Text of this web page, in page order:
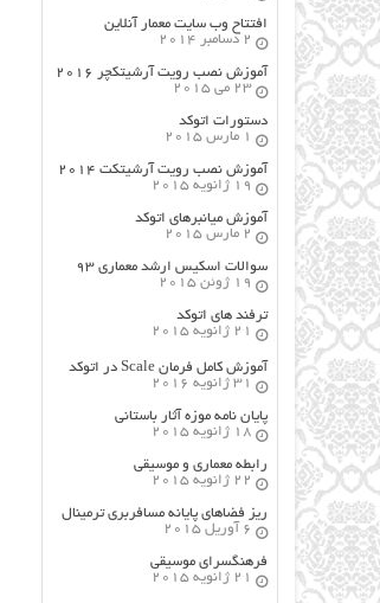
افتتاح وب سایت معمار آنلاین
2 دسامبر 2014
آموزش نصب رویت آرشیتکچر ۲۰۱۶
23 می 2015
دستورات اتوکد
1 مارس 2015
آموزش نصب رویت آرشیتکت ۲۰۱۴
19 ژانویه 2015
آموزش میانبرهای اتوکد
2 مارس 2015
سوالات اسکیس ارشد معماری ۹۳
19 ژوئن 2015
ترفند های اتوکد
21 ژانویه 2015
آموزش کامل فرمان Scale در اتوکد
31 ژانویه 2016
پایان نامه موزه آثار باستانی
18 ژانویه 2015
رابطه معماری و موسیقی
22 ژانویه 2015
ریز فضاهای پایانه مسافربری ترمینال
6 آوریل 2015
فرهنگسراي موسيقي
21 ژانویه 2015